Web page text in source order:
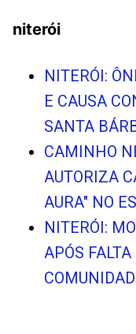
niterói
NITERÓI:
E CAUSA
SANTA
CAMINHO
AUTORIZA
AURA" NO
NITERÓI:
APÓS